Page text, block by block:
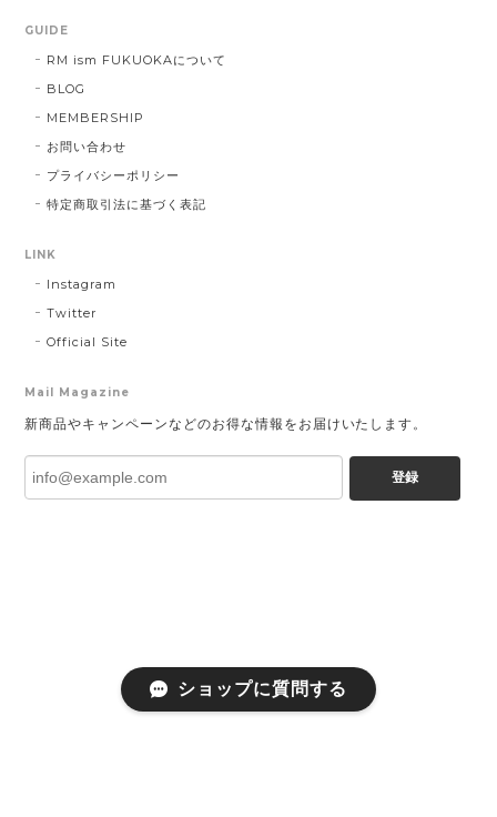
GUIDE
RM ism FUKUOKAについて
BLOG
MEMBERSHIP
お問い合わせ
プライバシーポリシー
特定商取引法に基づく表記
LINK
Instagram
Twitter
Official Site
Mail Magazine
新商品やキャンペーンなどのお得な情報をお届けいたします。
登録
ショップに質問する